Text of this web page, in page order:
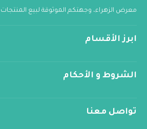
معرض الزهراء، وجهتكم الموثوقة لبيع المنتجات
ابرز الأقسام
الشروط و الأحكام
تواصل معنا